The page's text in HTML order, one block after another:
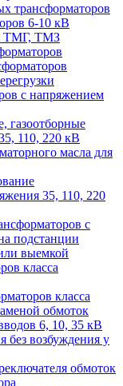
трансформаторов
6-10 кВ
ТМГ, ТМЗ
с напряжением
газоотборные
110, 220 кВ
масла для
35, 110, 220
с
подстанции
выемкой
класса
класса
обмоток
6, 10, 35 кВ
без возбуждения у
обмоток